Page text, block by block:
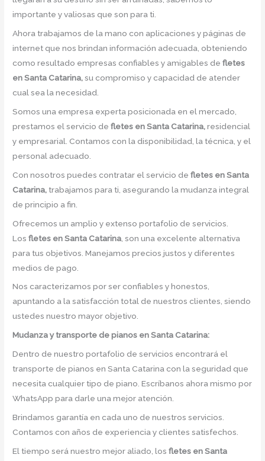
importante y valiosas que son para ti.
Ahora trabajamos de la mano con aplicaciones y páginas de
internet que nos brindan información adecuada, obteniendo
como resultado empresas confiables y amigables defletes
en Santa Catarina,su compromiso y capacidad de atender
cual sea la necesidad.
Somos una empresa experta posicionada en el mercado,
prestamos el servicio defletes en Santa Catarina,residencial
y empresarial. Contamos con la disponibilidad, la técnica, y el
personal adecuado.
Con nosotros puedes contratar el servicio defletes en Santa
Catarina, trabajamos para ti, asegurando la mudanza integral
de principio a fin.
Ofrecemos un amplio y extenso portafolio de servicios.
Losfletes en Santa Catarina , son una excelente alternativa
para tus objetivos. Manejamos precios justos y diferentes
medios de pago.
Nos caracterizamos por ser confiables y honestos,
apuntando a la satisfacción total de nuestros clientes, siendo
ustedes nuestro mayor objetivo.
Mudanza y transporte de pianos en Santa Catarina:
Dentro de nuestro portafolio de servicios encontrará el
transporte de pianos en Santa Catarina con la seguridad que
necesita cualquier tipo de piano. Escríbanos ahora mismo por
WhatsApp para darle una mejor atención.
Brindamos garantía en cada uno de nuestros servicios.
Contamos con años de experiencia y clientes satisfechos.
El tiempo será nuestro mejor aliado, losfletes en Santa